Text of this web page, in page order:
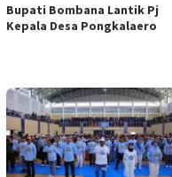
Bupati Bombana Lantik Pj
Kepala Desa Pongkalaero